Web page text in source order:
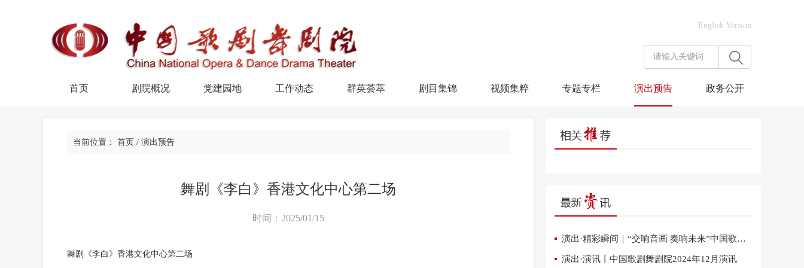
English Version
首页 剧院概况 党建园地 工作动态 群英荟萃 剧目集锦 视频集粹 专题专栏 演出预告 政务公开
当前位置： 首页 / 演出预告
舞剧《李白》香港文化中心第二场
时间：2025/01/15
舞剧《李白》香港文化中心第二场
演出·精彩瞬间｜“交响音画 奏响未来”中国歌剧舞剧院交响音乐会在雄安上演
演出·演讯丨中国歌剧舞剧院2024年12月演讯